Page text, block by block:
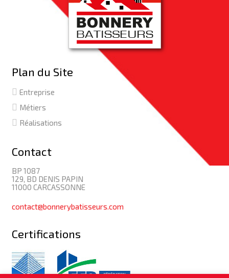
Plan du Site
Entreprise
Métiers
Réalisations
Contact
BP 1087
129, BD DENIS PAPIN
11000 CARCASSONNE
contact@bonnerybatisseurs.com
Certifications